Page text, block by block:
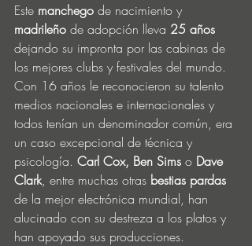
Este manchego de nacimiento y
madrileño de adopción lleva 25 años
dejando su impronta por las cabinas de
los mejores clubs y festivales del mundo.
Con 16 años le reconocieron su talento
medios nacionales e internacionales y
todos tenían un denominador común, era
un caso excepcional de técnica y
psicología. Carl Cox, Ben Sims o Dave
Clark, entre muchas otras bestias pardas
de la mejor electrónica mundial, han
alucinado con su destreza a los platos y
han apoyado sus producciones.